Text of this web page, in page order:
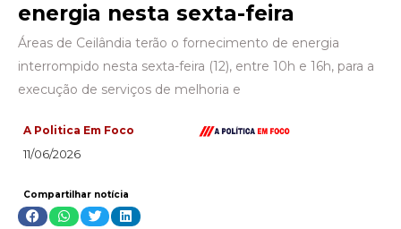
energia nesta sexta-feira
Áreas de Ceilândia terão o fornecimento de energia
interrompido nesta sexta-feira (12), entre 10h e 16h, para a
execução de serviços de melhoria e
A Politica Em Foco
11/06/2026
Compartilhar notícia